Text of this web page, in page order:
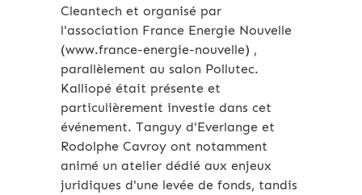
Cleantech et organisé par
l'association France Energie Nouvelle
(www.france-energie-nouvelle) ,
parallèlement au salon Pollutec.
Kalliopé était présente et
particulièrement investie dans cet
événement. Tanguy d'Everlange et
Rodolphe Cavroy ont notamment
animé un atelier dédié aux enjeux
juridiques d'une levée de fonds, tandis